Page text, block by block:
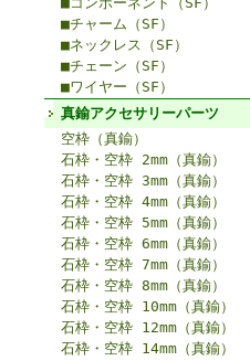
■チャーム（SF）
■ネックレス（SF）
■チェーン（SF）
■ワイヤー（SF）
真鍮アクセサリーパーツ
空枠（真鍮）
石枠・空枠 2mm（真鍮）
石枠・空枠 3mm（真鍮）
石枠・空枠 4mm（真鍮）
石枠・空枠 5mm（真鍮）
石枠・空枠 6mm（真鍮）
石枠・空枠 7mm（真鍮）
石枠・空枠 8mm（真鍮）
石枠・空枠 10mm（真鍮）
石枠・空枠 12mm（真鍮）
石枠・空枠 14mm（真鍮）